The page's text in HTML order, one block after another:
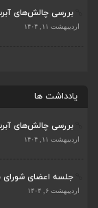
بررسی چالش‌های
اردیبهشت ۱۱, ۱۴۰۴
یادداشت ها
ضرورت تکمیل قطعات ۷ و ۸ آزادراه شیراز به
بررسی چالش‌های
اردیبهشت ۱۱, ۱۴۰۴
جلسه اعضای شورای
اردیبهشت ۶, ۱۴۰۴